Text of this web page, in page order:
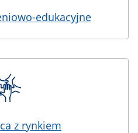
edukacyjne
z rynkiem